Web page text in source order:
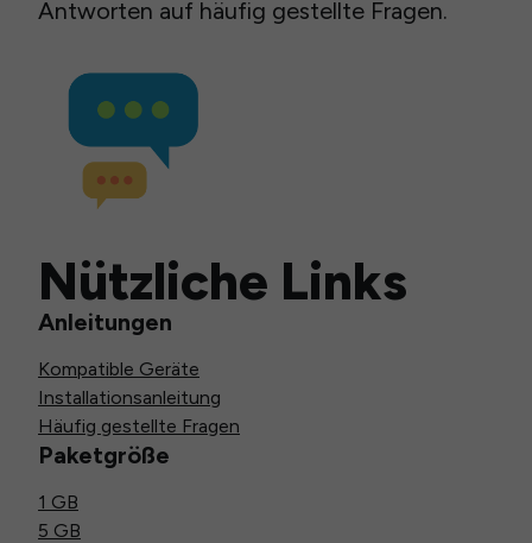
Antworten auf häufig gestellte Fragen.
Nützliche Links
Anleitungen
Kompatible Geräte
Installationsanleitung
Häufig gestellte Fragen
Paketgröße
1 GB
5 GB